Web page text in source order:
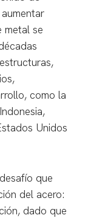
metal se
como la
Unidos
que
del acero:
dado que